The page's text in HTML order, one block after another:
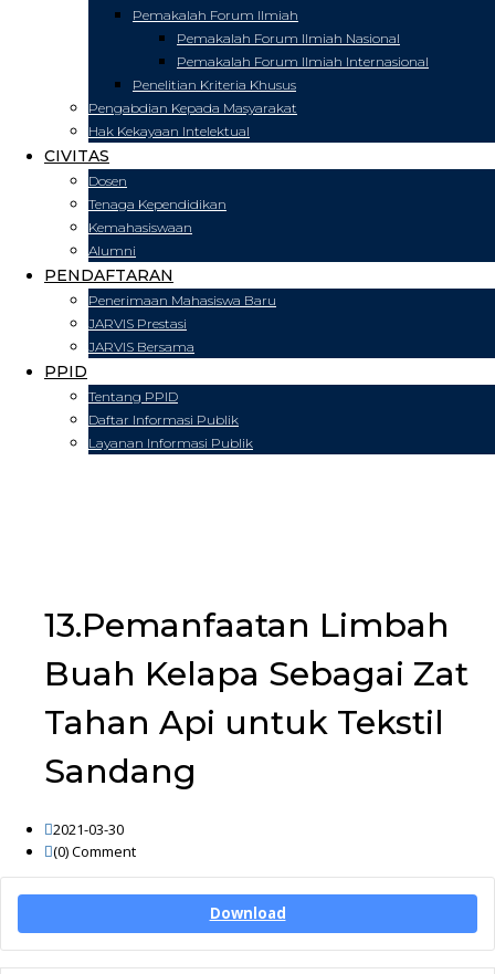
Pemakalah Forum Ilmiah
Pemakalah Forum Ilmiah Nasional
Pemakalah Forum Ilmiah Internasional
Penelitian Kriteria Khusus
Pengabdian Kepada Masyarakat
Hak Kekayaan Intelektual
CIVITAS
Dosen
Tenaga Kependidikan
Kemahasiswaan
Alumni
PENDAFTARAN
Penerimaan Mahasiswa Baru
JARVIS Prestasi
JARVIS Bersama
PPID
Tentang PPID
Daftar Informasi Publik
Layanan Informasi Publik
13.Pemanfaatan Limbah
Buah Kelapa Sebagai Zat
Tahan Api untuk Tekstil
Sandang
2021-03-30
(0)Comment
Download